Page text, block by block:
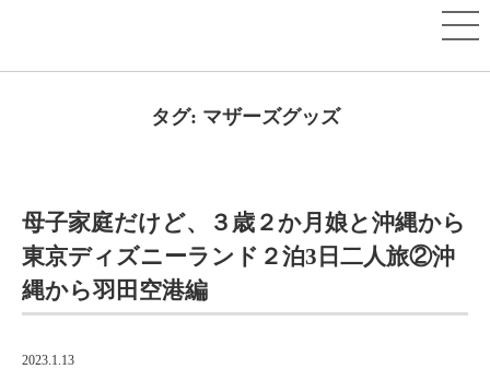
タグ: マザーズグッズ
母子家庭だけど、３歳２か月娘と沖縄から
東京ディズニーランド２泊3日二人旅②沖
縄から羽田空港編
2023.1.13